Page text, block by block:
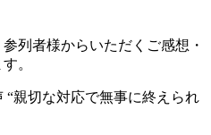
列者様からいただくご感想・
。
“親切な対応で無事に終えられ